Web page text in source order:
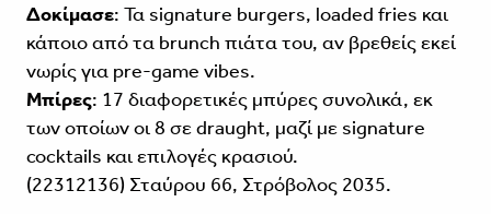
Δοκίμασε: Τα signature burgers, loaded fries και
κάποιο από τα brunch πιάτα του, αν βρεθείς εκεί
νωρίς για pre-game vibes.
Μπίρες: 17 διαφορετικές μπύρες συνολικά, εκ
των οποίων οι 8 σε draught, μαζί με signature
cocktails και επιλογές κρασιού.
(22312136) Σταύρου 66, Στρόβολος 2035.